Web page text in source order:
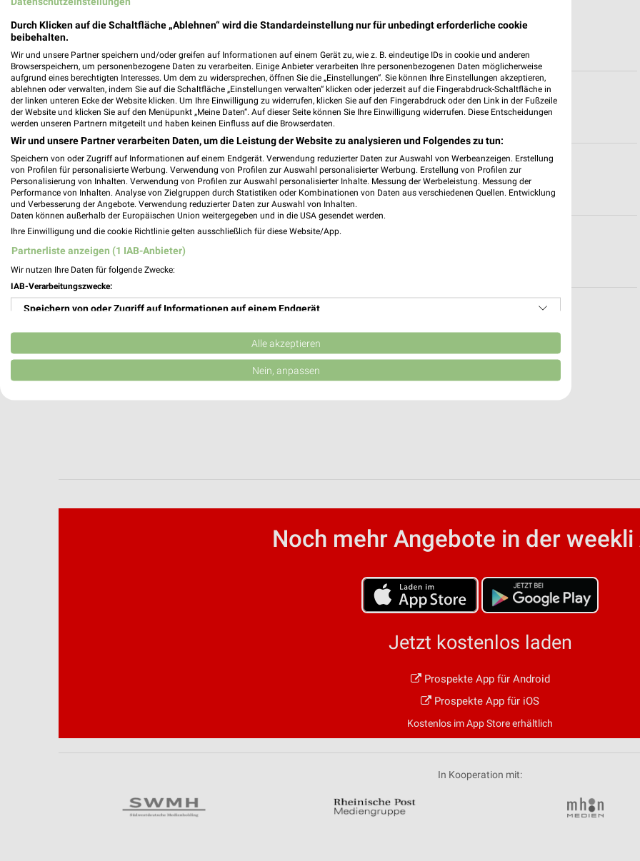
pitstop Prospekte und Angebote für Fürth
POCO Katalog und Prospekte für Nürnberg
POLO Prospekte und Angebote für Nürnberg
Polstermöbel Fischer Katalog und Prospekte für Nürnberg
Premium-Car-Center Filialen & Öffnungszeiten für Bad Mergentheim
Noch mehr Angebote in der weekli
Jetzt kostenlos laden
Prospekte App für Android
Prospekte App für iOS
Kostenlos im App Store erhältlich
In Kooperation mit:
Durch Klicken auf die Schaltfläche „Ablehnen“ wird die Standardeinstellung nur für unbedingt erforderliche cookie
beibehalten.
Wir und unsere Partner speichern und/oder greifen auf Informationen auf einem Gerät zu, wie z. B. eindeutige IDs in cookie und anderen
Browserspeichern, um personenbezogene Daten zu verarbeiten. Einige Anbieter verarbeiten Ihre personenbezogenen Daten möglicherweise
aufgrund eines berechtigten Interesses. Um dem zu widersprechen, öffnen Sie die „Einstellungen“. Sie können Ihre Einstellungen akzeptieren,
ablehnen oder verwalten, indem Sie auf die Schaltfläche „Einstellungen verwalten“ klicken oder jederzeit auf die Fingerabdruck-Schaltfläche in
der linken unteren Ecke der Website klicken. Um Ihre Einwilligung zu widerrufen, klicken Sie auf den Fingerabdruck oder den Link in der Fußzeile
der Website und klicken Sie auf den Menüpunkt „Meine Daten“. Auf dieser Seite können Sie Ihre Einwilligung widerrufen. Diese Entscheidungen
werden unseren Partnern mitgeteilt und haben keinen Einfluss auf die Browserdaten.
Wir und unsere Partner verarbeiten Daten, um die Leistung der Website zu analysieren und Folgendes zu tun:
Speichern von oder Zugriff auf Informationen auf einem Endgerät. Verwendung reduzierter Daten zur Auswahl von Werbeanzeigen. Erstellung
von Profilen für personalisierte Werbung. Verwendung von Profilen zur Auswahl personalisierter Werbung. Erstellung von Profilen zur
Personalisierung von Inhalten. Verwendung von Profilen zur Auswahl personalisierter Inhalte. Messung der Werbeleistung. Messung der
Performance von Inhalten. Analyse von Zielgruppen durch Statistiken oder Kombinationen von Daten aus verschiedenen Quellen. Entwicklung
und Verbesserung der Angebote. Verwendung reduzierter Daten zur Auswahl von Inhalten.
Daten können außerhalb der Europäischen Union weitergegeben und in die USA gesendet werden.
Ihre Einwilligung und die cookie Richtlinie gelten ausschließlich für diese Website/App.
Partnerliste anzeigen (1 IAB-Anbieter)
Wir nutzen Ihre Daten für folgende Zwecke:
IAB-Verarbeitungszwecke:
Speichern von oder Zugriff auf Informationen auf einem Endgerät
Verwendung reduzierter Daten zur Auswahl von Werbeanzeigen
Erstellung von Profilen für personalisierte Werbung
Analyse von Zielgruppen durch Statistiken oder Kombinationen von Daten aus verschiedenen
Alle akzeptieren
Nein, anpassen